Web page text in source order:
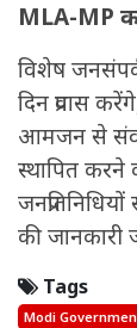
MLA-MP
विशेष
दिन प्रवास
आमजन से
स्थापित करने
की जानकारी
Tags
Modi